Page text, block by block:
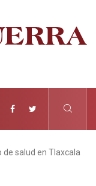
salud en Tlaxcala